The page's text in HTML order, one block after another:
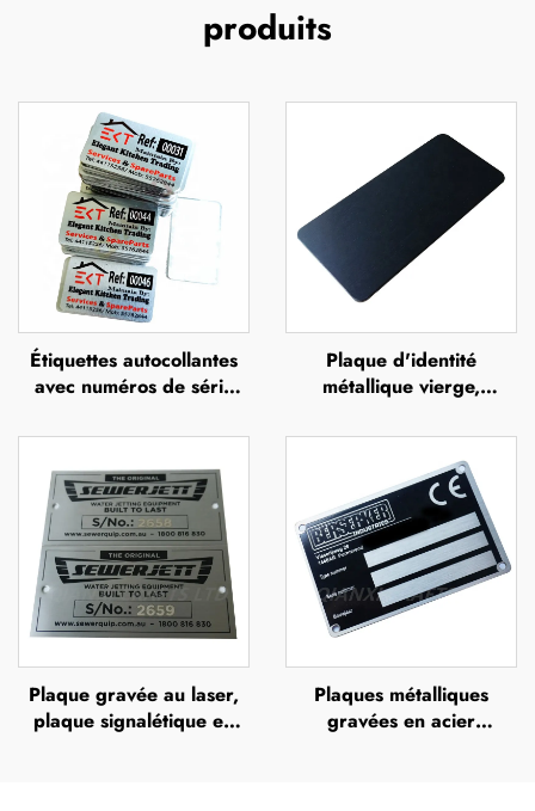
produits
Étiquettes autocollantes
avec numéros de série
support adhésif en
aluminium
Plaque d'identité
métallique vierge,
en aluminium, badge
signalétique, plaque
d'identité en acier
inoxydable
Plaque gravée au laser,
plaque signalétique en
Plaques métalliques
gravées en acier